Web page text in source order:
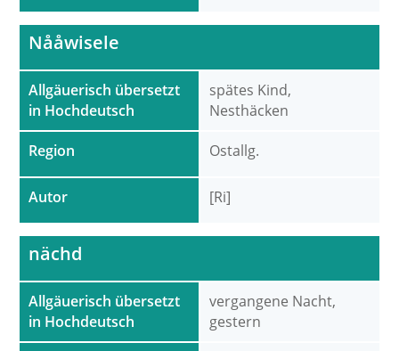
Allgäuerisch übersetzt
in Hochdeutsch
Region
Autor
Nååwisele
spätes Kind,
Nesthäcken
Ostallg.
[Ri]
Allgäuerisch übersetzt
in Hochdeutsch
nächd
vergangene Nacht,
gestern